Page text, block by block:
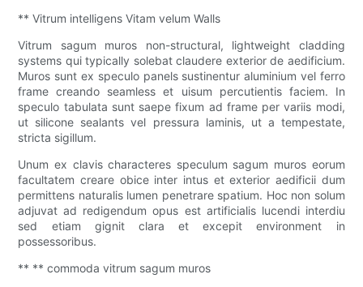
** Vitrum intelligens Vitam velum Walls
Vitrum sagum muros non-structural, lightweight cladding
systems qui typically solebat claudere exterior de aedificium.
Muros sunt ex speculo panels sustinentur aluminium vel ferro
frame creando seamless et uisum percutientis faciem. In
speculo tabulata sunt saepe fixum ad frame per variis modi,
ut silicone sealants vel pressura laminis, ut a tempestate,
stricta sigillum.
Unum ex clavis characteres speculum sagum muros eorum
facultatem creare obice inter intus et exterior aedificii dum
permittens naturalis lumen penetrare spatium. Hoc non solum
adjuvat ad redigendum opus est artificialis lucendi interdiu
sed etiam gignit clara et excepit environment in
possessoribus.
** ** commoda vitrum sagum muros